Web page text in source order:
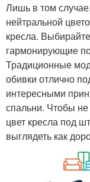
Лишь в том
нейтральной
кресла.
гармонирующие
Традиционные
обивки отлично
интересными
спальни. Чтобы
цвет кресла под
выглядеть как